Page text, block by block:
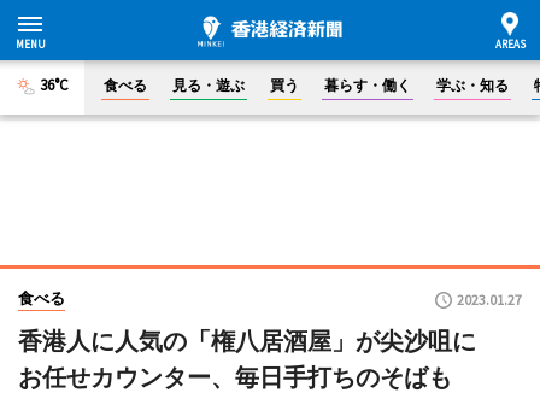
36°C 食べる 見る・遊ぶ 買う 暮らす・働く 学ぶ・知る
食べる 2023.01.27
香港人に人気の「権八居酒屋」が尖沙咀に
お任せカウンター、毎日手打ちのそばも